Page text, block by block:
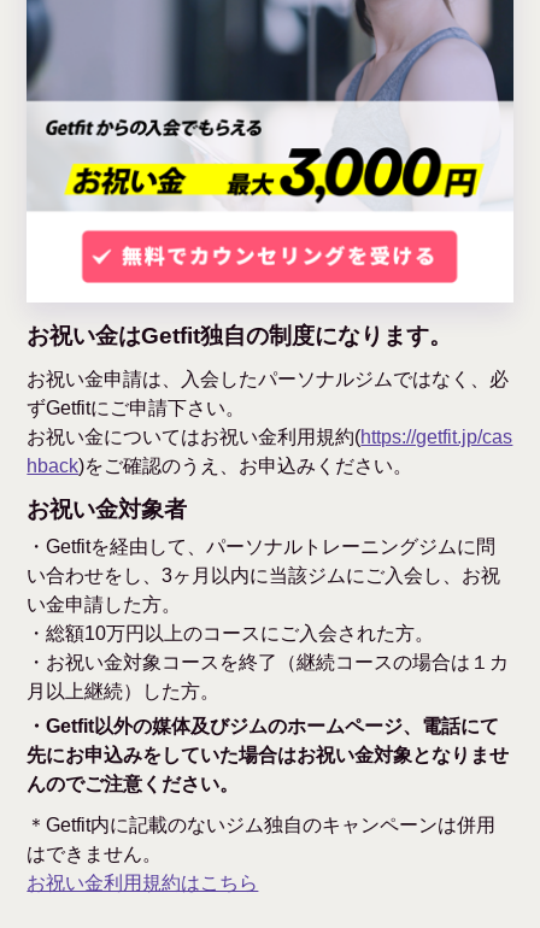
お祝い金はGetfit独自の制度になります。
お祝い金申請は、入会したパーソナルジムではなく、必
ずGetfitにご申請下さい。
お祝い金についてはお祝い金利用規約(https://getfit.jp/cas
hback)をご確認のうえ、お申込みください。
お祝い金対象者
・Getfitを経由して、パーソナルトレーニングジムに問
い合わせをし、3ヶ月以内に当該ジムにご入会し、お祝
い金申請した方。
・総額10万円以上のコースにご入会された方。
・お祝い金対象コースを終了（継続コースの場合は１カ
月以上継続）した方。
・Getfit以外の媒体及びジムのホームページ、電話にて
先にお申込みをしていた場合はお祝い金対象となりませ
んのでご注意ください。
＊Getfit内に記載のないジム独自のキャンペーンは併用
はできません。
お祝い金利用規約はこちら